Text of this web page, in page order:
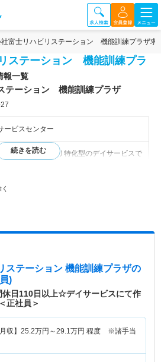
社富士リハビリステーション 機能訓練プラザ求
ステーション 機能訓練プラ
報一覧
テーション 機能訓練プラザ
ービスセンター
位置するリハビリ特化型のデイサービスで
ステーション 機能訓練プラザの
)
休日110日以上☆デイサービスにて作
正社員＞
収】 25.2万円～29.1 万円 程度 ※諸手当